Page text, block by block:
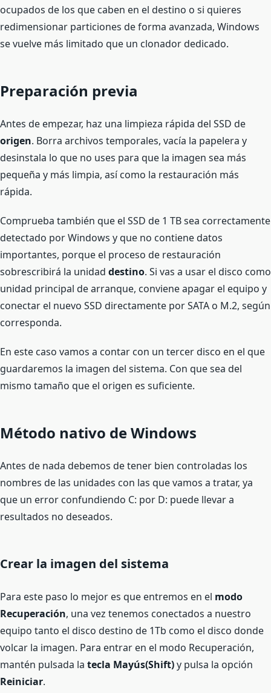
ocupados de los que caben en el destino o si quieres
redimensionar particiones de forma avanzada, Windows
se vuelve más limitado que un clonador dedicado.
Preparación previa
Antes de empezar, haz una limpieza rápida del SSD de
origen. Borra archivos temporales, vacía la papelera y
desinstala lo que no uses para que la imagen sea más
pequeña y más limpia, así como la restauración más
rápida.
Comprueba también que el SSD de 1 TB sea correctamente
detectado por Windows y que no contiene datos
importantes, porque el proceso de restauración
sobrescribirá la unidad destino. Si vas a usar el disco como
unidad principal de arranque, conviene apagar el equipo y
conectar el nuevo SSD directamente por SATA o M.2, según
corresponda.
En este caso vamos a contar con un tercer disco en el que
guardaremos la imagen del sistema. Con que sea del
mismo tamaño que el origen es suficiente.
Método nativo de Windows
Antes de nada debemos de tener bien controladas los
nombres de las unidades con las que vamos a tratar, ya
que un error confundiendo C: por D: puede llevar a
resultados no deseados.
Crear la imagen del sistema
Para este paso lo mejor es que entremos en el modo
Recuperación, una vez tenemos conectados a nuestro
equipo tanto el disco destino de 1Tb como el disco donde
volcar la imagen. Para entrar en el modo Recuperación,
mantén pulsada la tecla Mayús(Shift)y pulsa la opción
Reiniciar.